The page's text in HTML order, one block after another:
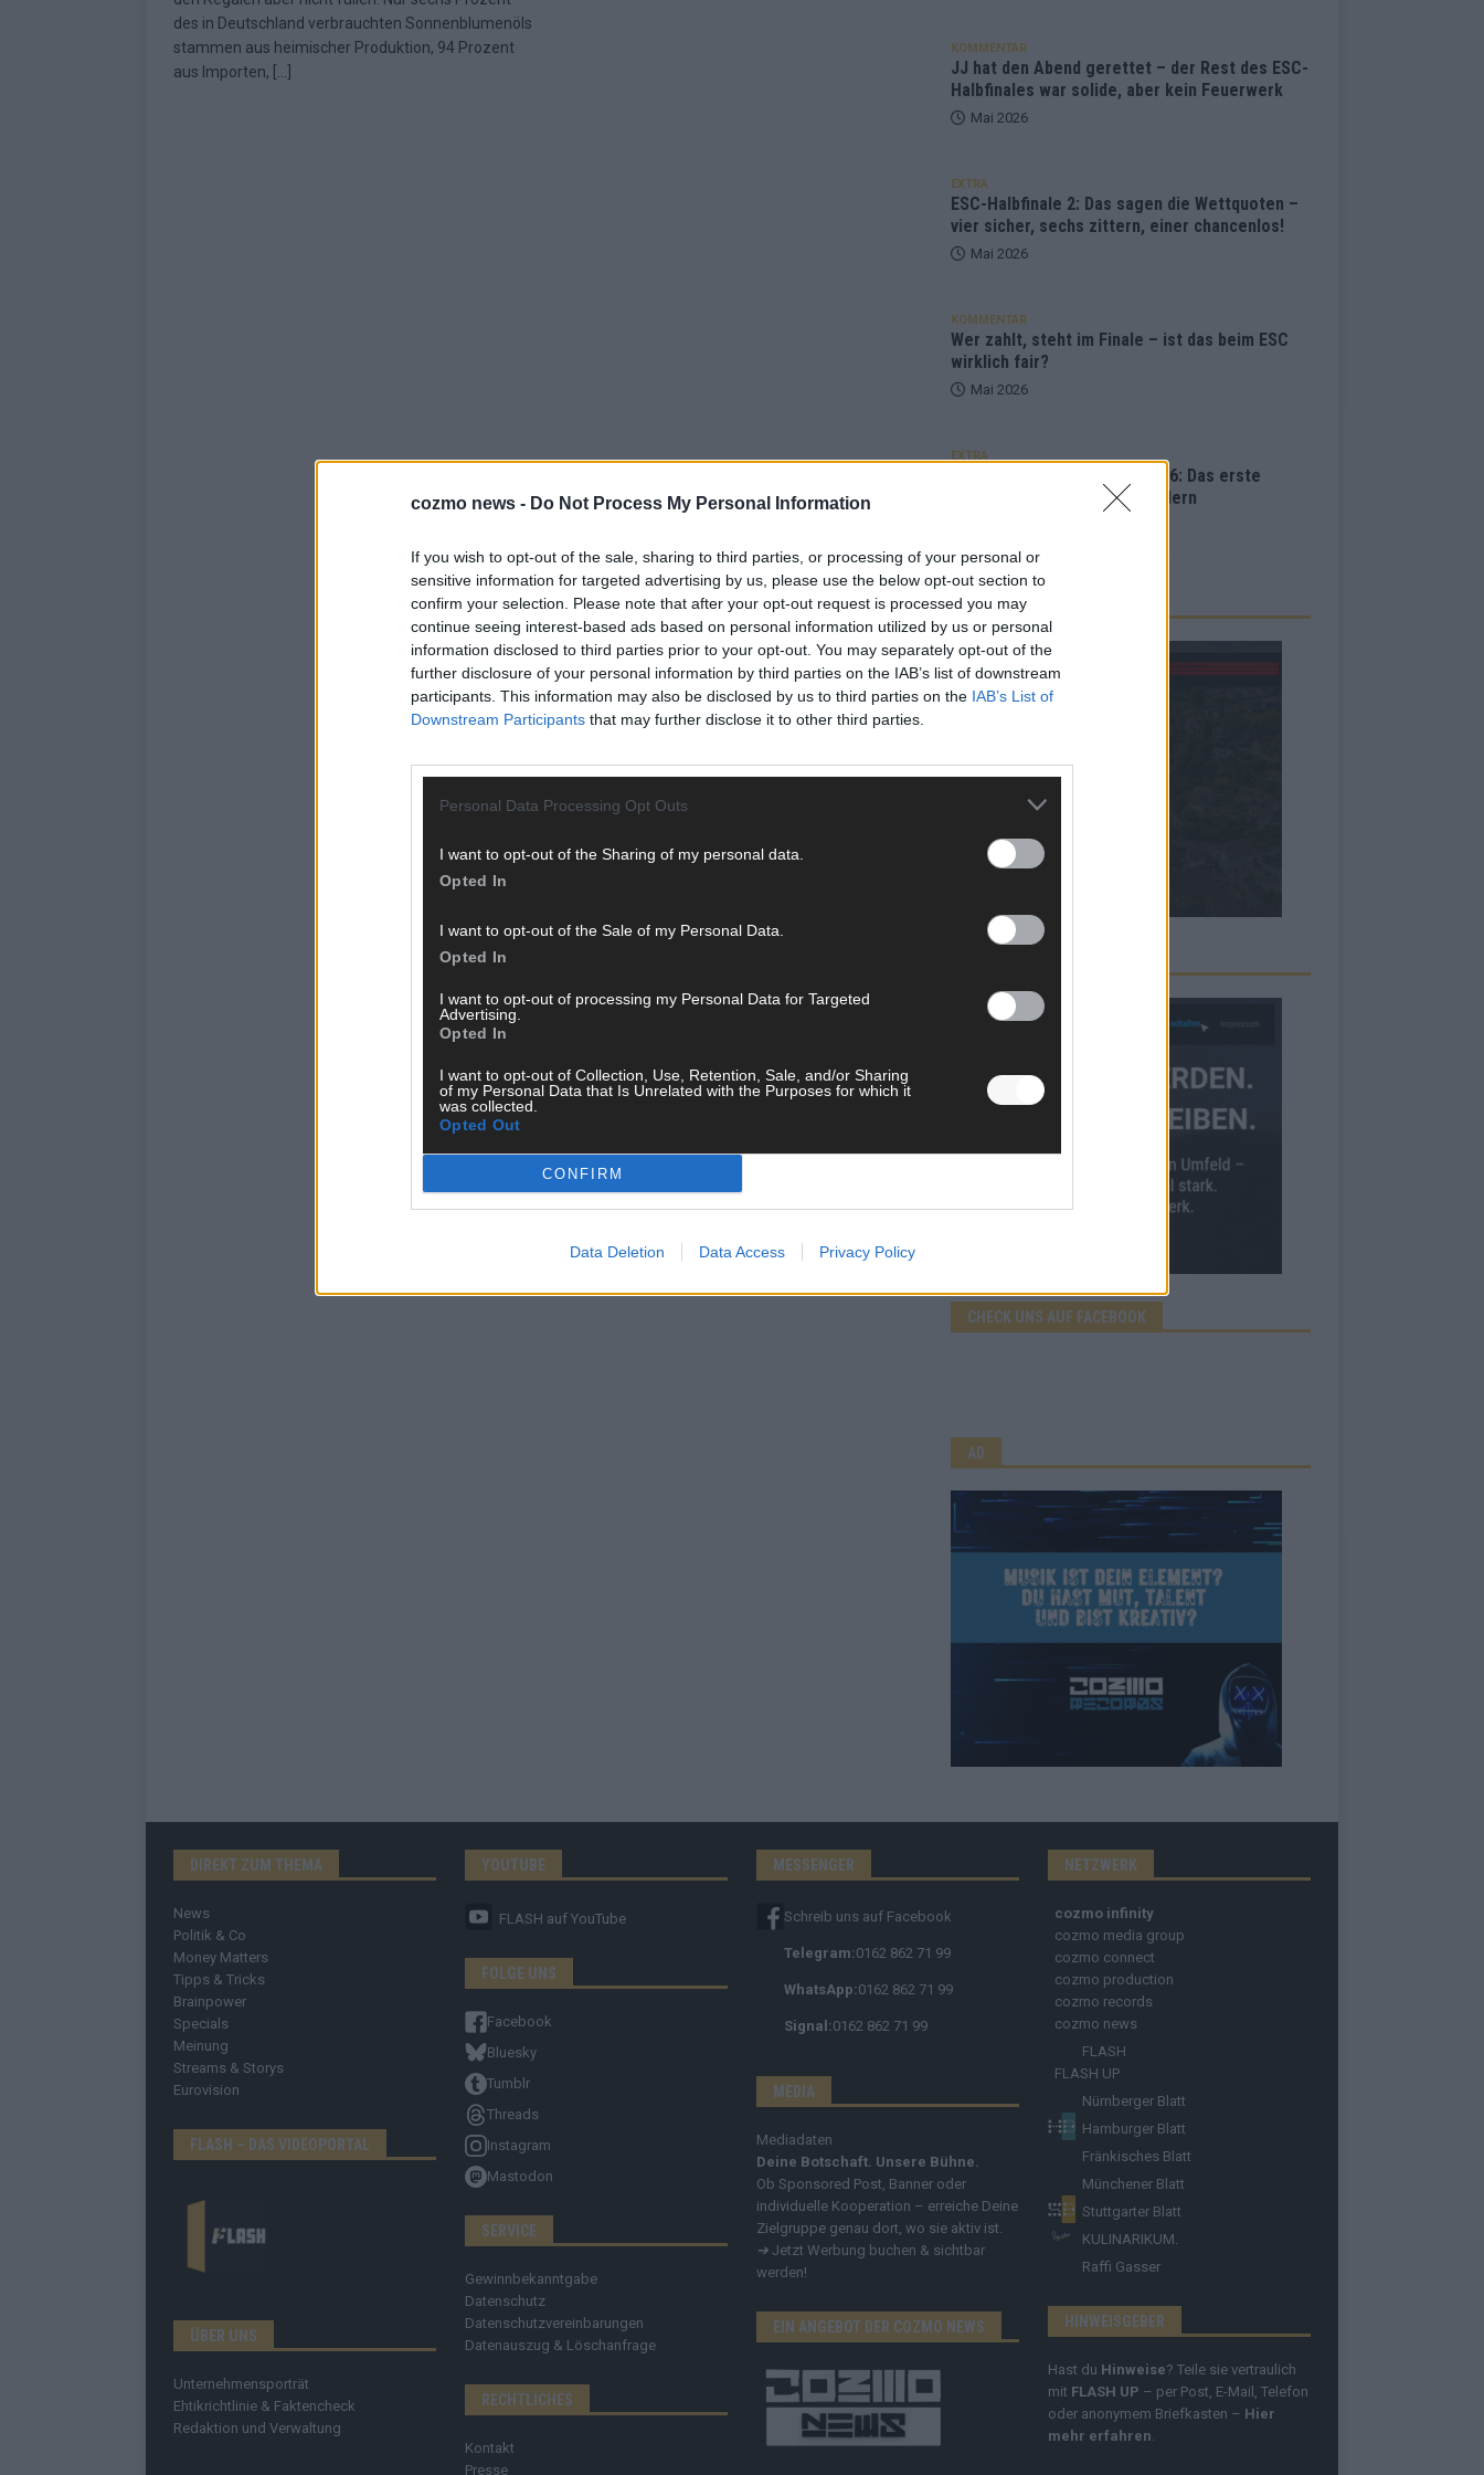
cozmo news - Do Not Process My Personal Information
If you wish to opt-out of the sale, sharing to third parties, or processing of your personal or
sensitive information for targeted advertising by us, please use the below opt-out section to
confirm your selection. Please note that after your opt-out request is processed you may
continue seeing interest-based ads based on personal information utilized by us or personal
information disclosed to third parties prior to your opt-out. You may separately opt-out of the
further disclosure of your personal information by third parties on the IAB’s list of downstream
participants. This information may also be disclosed by us to third parties on the IAB’s List of
Downstream Participants that may further disclose it to other third parties.
Personal Data Processing Opt Outs
I want to opt-out of the Sharing of my personal data.
Opted In
I want to opt-out of the Sale of my Personal Data.
Opted In
I want to opt-out of processing my Personal Data for Targeted
Advertising.
Opted In
I want to opt-out of Collection, Use, Retention, Sale, and/or Sharing
of my Personal Data that Is Unrelated with the Purposes for which it
was collected.
Opted Out
CONFIRM
Data Deletion Data Access Privacy Policy
des in Deutschland verbrauchten Sonnenblumenöls
stammen aus heimischer Produktion, 94 Prozent
aus Importen,
KOMMENTAR
JJ hat den Abend gerettet – der Rest des ESC-
Halbfinales war solide, aber kein Feuerwerk
Mai 2026
EXTRA
ESC-Halbfinale 2: Das sagen die Wettquoten –
vier sicher, sechs zittern, einer chancenlos!
Mai 2026
KOMMENTAR
Wer zahlt, steht im Finale – ist das beim ESC
wirklich fair?
Mai 2026
EXTRA
Eurovision Song Contest 2026: Das erste
Halbfinale – der Abend in Bildern
AD
CHECK UNS AUF FACEBOOK
AD
DIREKT ZUM THEMA
News
Politik & Co
Money Matters
Tipps & Tricks
Brainpower
Specials
Meinung
Streams & Storys
Eurovision
FLASH – DAS VIDEOPORTAL
ÜBER UNS
Unternehmensporträt
Ehtikrichtlinie & Faktencheck
Redaktion und Verwaltung
YOUTUBE
FLASH auf YouTube
FOLGE UNS
Facebook
Bluesky
Tumblr
Threads
Instagram
Mastodon
SERVICE
Gewinnbekanntgabe
Datenschutz
Datenschutzvereinbarungen
Datenauszug & Löschanfrage
RECHTLICHES
Kontakt
Presse
MESSENGER
Schreib uns auf Facebook
Telegram:0162 862 71 99
WhatsApp:0162 862 71 99
Signal:0162 862 71 99
MEDIA
Mediadaten
Deine Botschaft. Unsere Bühne.
Ob Sponsored Post, Banner oder
individuelle Kooperation – erreiche Deine
Zielgruppe genau dort, wo sie aktiv ist.
➔ Jetzt Werbung buchen & sichtbar
werden!
EIN ANGEBOT DER COZMO NEWS
NETZWERK
cozmo infinity
cozmo media group
cozmo connect
cozmo production
cozmo records
cozmo news
FLASH
FLASH UP
Nürnberger Blatt
Hamburger Blatt
Fränkisches Blatt
Münchener Blatt
Stuttgarter Blatt
KULINARIKUM.
Raffi Gasser
HINWEISGEBER
Hast du Hinweise? Teile sie vertraulich
mit FLASH UP – per Post, E-Mail, Telefon
oder anonymem Briefkasten – Hier
mehr erfahren.